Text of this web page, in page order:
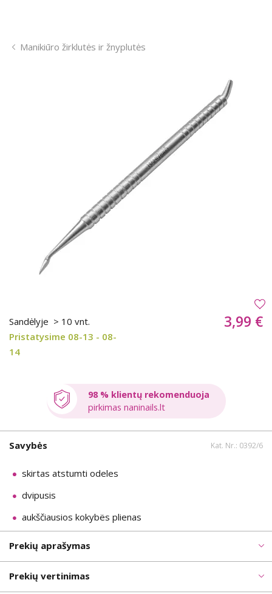
Manikiūro žirklutės ir žnyplutės
Sandėlyje > 10 vnt.
Pristatysime 08-13 - 08-
14
3,99 €
98 % klientų rekomenduoja
pirkimas naninails.lt
Savybės Kat. Nr.: 0392/6
skirtas atstumti odeles
dvipusis
aukščiausios kokybës plienas
Prekių aprašymas
Prekių vertinimas